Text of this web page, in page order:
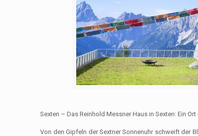
Sexten – Das Reinhold Messner Haus in Sexten: Ein
Von den Gipfeln der Sextner Sonnenuhr schweift der